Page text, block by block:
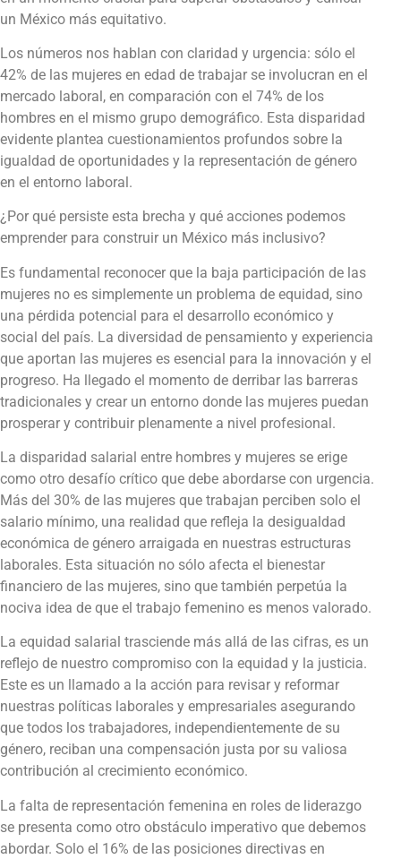
un México más equitativo.
Los números nos hablan con claridad y urgencia: sólo el
42% de las mujeres en edad de trabajar se involucran en el
mercado laboral, en comparación con el 74% de los
hombres en el mismo grupo demográfico. Esta disparidad
evidente plantea cuestionamientos profundos sobre la
igualdad de oportunidades y la representación de género
en el entorno laboral.
¿Por qué persiste esta brecha y qué acciones podemos
emprender para construir un México más inclusivo?
Es fundamental reconocer que la baja participación de las
mujeres no es simplemente un problema de equidad, sino
una pérdida potencial para el desarrollo económico y
social del país. La diversidad de pensamiento y experiencia
que aportan las mujeres es esencial para la innovación y el
progreso. Ha llegado el momento de derribar las barreras
tradicionales y crear un entorno donde las mujeres puedan
prosperar y contribuir plenamente a nivel profesional.
La disparidad salarial entre hombres y mujeres se erige
como otro desafío crítico que debe abordarse con urgencia.
Más del 30% de las mujeres que trabajan perciben solo el
salario mínimo, una realidad que refleja la desigualdad
económica de género arraigada en nuestras estructuras
laborales. Esta situación no sólo afecta el bienestar
financiero de las mujeres, sino que también perpetúa la
nociva idea de que el trabajo femenino es menos valorado.
La equidad salarial trasciende más allá de las cifras, es un
reflejo de nuestro compromiso con la equidad y la justicia.
Este es un llamado a la acción para revisar y reformar
nuestras políticas laborales y empresariales asegurando
que todos los trabajadores, independientemente de su
género, reciban una compensación justa por su valiosa
contribución al crecimiento económico.
La falta de representación femenina en roles de liderazgo
se presenta como otro obstáculo imperativo que debemos
abordar. Solo el 16% de las posiciones directivas en